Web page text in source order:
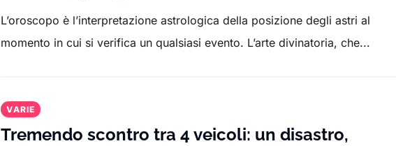
L’oroscopo è l’interpretazione astrologica della posizione degli astri al
momento in cui si verifica un qualsiasi evento. L’arte divinatoria, che...
VARIE
Tremendo scontro tra 4 veicoli: un disastro,